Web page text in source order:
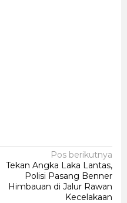
Pos berikutnya
Tekan Angka Laka Lantas,
Polisi Pasang Benner
Himbauan di Jalur Rawan
Kecelakaan